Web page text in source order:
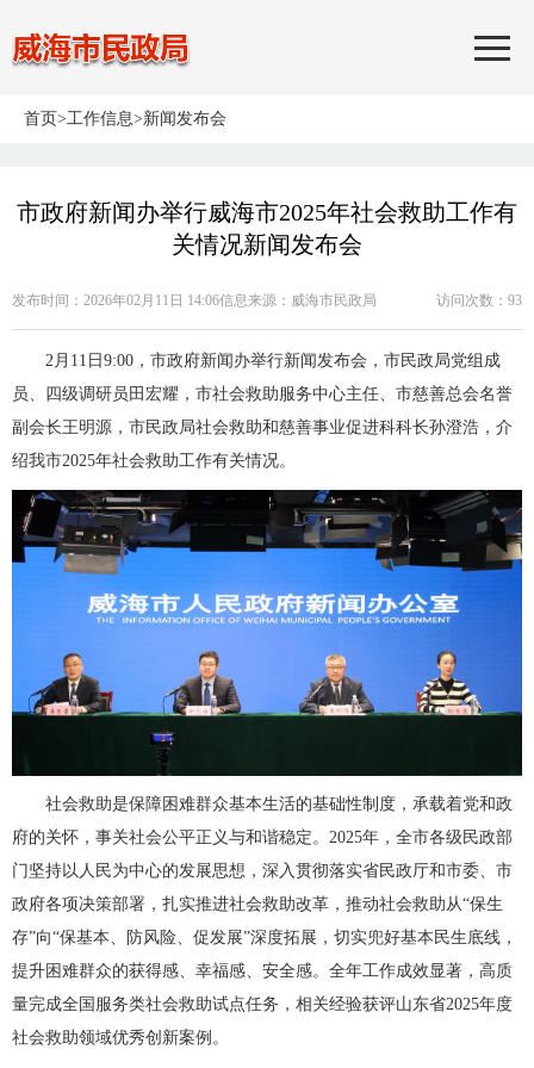
首页>工作信息>新闻发布会
市政府新闻办举行威海市2025年社会救助工作有
关情况新闻发布会
发布时间：2026年02月11日 14:06信息来源： 威海市民政局 访问次数： 93
2月11日9:00，市政府新闻办举行新闻发布会，市民政局党组成
员、四级调研员田宏耀，市社会救助服务中心主任、市慈善总会名誉
副会长王明源，市民政局社会救助和慈善事业促进科科长孙澄浩，介
绍我市2025年社会救助工作有关情况。
社会救助是保障困难群众基本生活的基础性制度，承载着党和政
府的关怀，事关社会公平正义与和谐稳定。2025年，全市各级民政部
门坚持以人民为中心的发展思想，深入贯彻落实省民政厅和市委、市
政府各项决策部署，扎实推进社会救助改革，推动社会救助从“保生
存”向“保基本、防风险、促发展”深度拓展，切实兜好基本民生底线，
提升困难群众的获得感、幸福感、安全感。全年工作成效显著，高质
量完成全国服务类社会救助试点任务，相关经验获评山东省2025年度
社会救助领域优秀创新案例。